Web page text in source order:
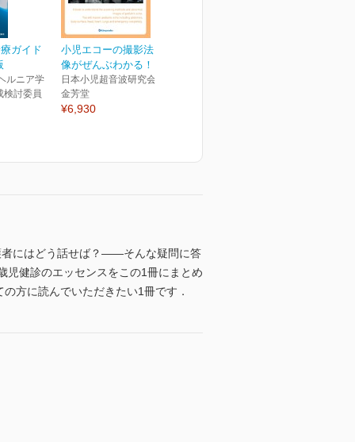
ガイド
ルニア学
検討委員
小児エコーの撮影法と異常
像がぜんぶわかる！ 腹...
日本小児超音波研究会(編集)
金芳堂
¥6,930
にはどう話せば？――そんな疑問に答
児健診のエッセンスをこの1冊にまとめ
方に読んでいただきたい1冊です．